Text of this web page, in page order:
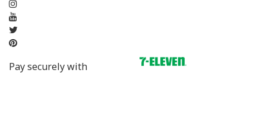
Pay securely with